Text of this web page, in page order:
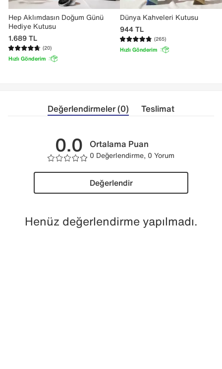
Hep Aklımdasın Doğum Günü
Hediye Kutusu
1.689TL
(20)
Hızlı Gönderim
Dünya Kahveleri Kutusu
944TL
(265)
Hızlı Gönderim
Değerlendirmeler (0) Teslimat
0.0 Ortalama Puan
0 Değerlendirme, 0 Yorum
Değerlendir
Henüz değerlendirme yapılmadı.